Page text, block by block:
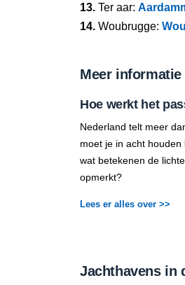
13. Ter aar:
14. Woubrugge:
Meer informatie
Hoe werkt het
Nederland telt meer
moet je in acht houden
wat betekenen de
opmerkt?
Lees er alles over >>
Jachthavens in